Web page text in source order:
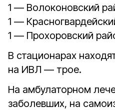
1 — Волоконовский
1 —
1 — Прохоровский
В стационарах
на ИВЛ — трое.
На амбулаторном
заболевших, на